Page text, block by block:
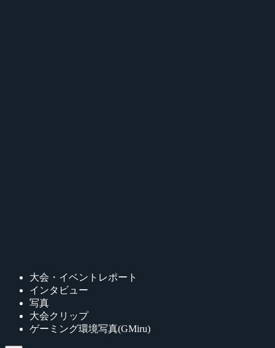
大会・イベントレポート
インタビュー
写真
大会クリップ
ゲーミング環境写真(GMiru)